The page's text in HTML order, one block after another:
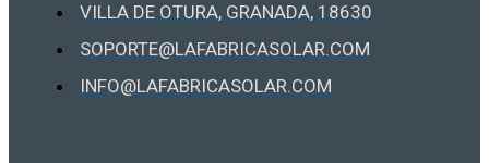
VILLA DE OTURA, GRANADA, 18630
SOPORTE@LAFABRICASOLAR.COM
INFO@LAFABRICASOLAR.COM